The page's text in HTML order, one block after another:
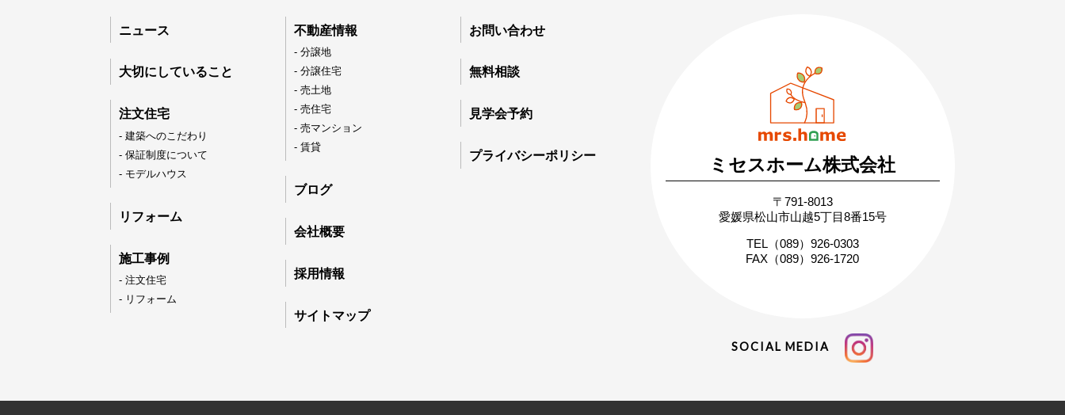
089-926-0303
営業時間：月〜土 8:30 〜 17:30
日・祝 9:30 〜 17:30
まずはお気軽にご相談ください
家づくりの疑問や不安にお答えします
ミセスホーム株式会社
〒791-8013
愛媛県松山市山越5丁目8番15号
TEL（089）926-0303
FAX（089）926-1720
SOCIAL MEDIA
ニュース
大切にしていること
注文住宅
- 建築へのこだわり
- 保証制度について
- モデルハウス
リフォーム
施工事例
- 注文住宅
- リフォーム
不動産情報
- 分譲地
- 分譲住宅
- 売土地
- 売住宅
- 売マンション
- 賃貸
ブログ
会社概要
採用情報
サイトマップ
お問い合わせ
無料相談
見学会予約
プライバシーポリシー